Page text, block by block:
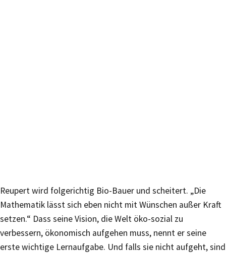
Reupert wird folgerichtig Bio-Bauer und scheitert. „Die
Mathematik lässt sich eben nicht mit Wünschen außer Kraft
setzen.“ Dass seine Vision, die Welt öko-sozial zu
verbessern, ökonomisch aufgehen muss, nennt er seine
erste wichtige Lernaufgabe. Und falls sie nicht aufgeht, sind